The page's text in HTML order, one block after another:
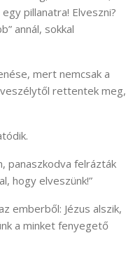
pillanatra! Elveszni?
annál, sokkal
mert nemcsak a
rettentek meg,
panaszkodva felrázták
hogy elveszünk!”
emberből: Jézus alszik,
a minket fenyegető